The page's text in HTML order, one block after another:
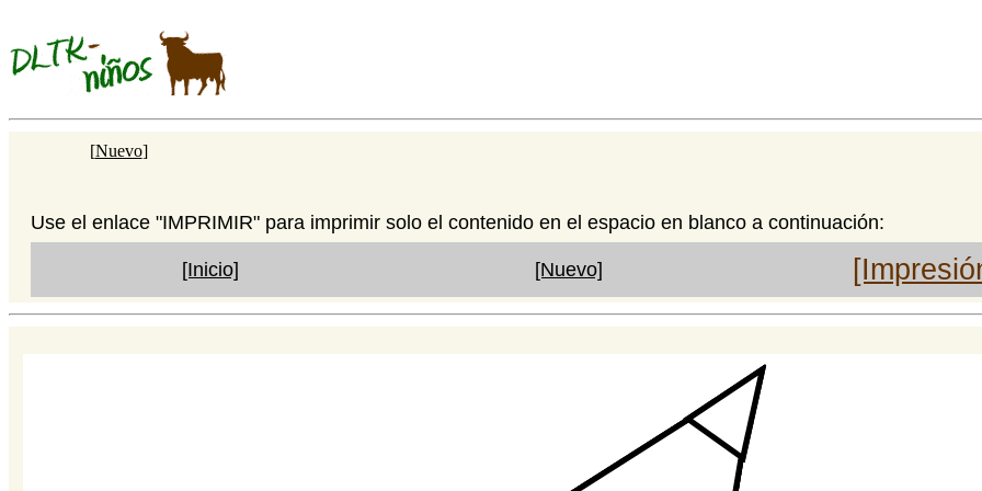
[Nuevo]
Use el enlace "IMPRIMIR" para imprimir solo el contenido en el espacio en blanco a continuación:
[Inicio] [Nuevo]